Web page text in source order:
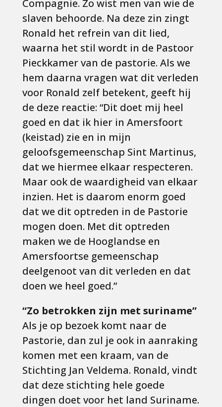
Compagnie. Zo wist men van wie de
slaven behoorde. Na deze zin zingt
Ronald het refrein van dit lied,
waarna het stil wordt in de Pastoor
Pieckkamer van de pastorie. Als we
hem daarna vragen wat dit verleden
voor Ronald zelf betekent, geeft hij
de deze reactie: “Dit doet mij heel
goed en dat ik hier in Amersfoort
(keistad) zie en in mijn
geloofsgemeenschap Sint Martinus,
dat we hiermee elkaar respecteren.
Maar ook de waardigheid van elkaar
inzien. Het is daarom enorm goed
dat we dit optreden in de Pastorie
mogen doen. Met dit optreden
maken we de Hooglandse en
Amersfoortse gemeenschap
deelgenoot van dit verleden en dat
doen we heel goed.”
“Zo betrokken zijn met suriname”
Als je op bezoek komt naar de
Pastorie, dan zul je ook in aanraking
komen met een kraam, van de
Stichting Jan Veldema. Ronald, vindt
dat deze stichting hele goede
dingen doet voor het land Suriname.